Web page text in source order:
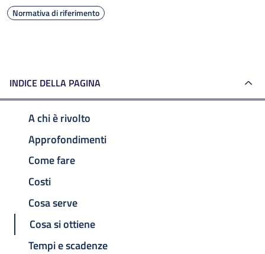
Normativa di riferimento
INDICE DELLA PAGINA
A chi è rivolto
Approfondimenti
Come fare
Costi
Cosa serve
Cosa si ottiene
Tempi e scadenze